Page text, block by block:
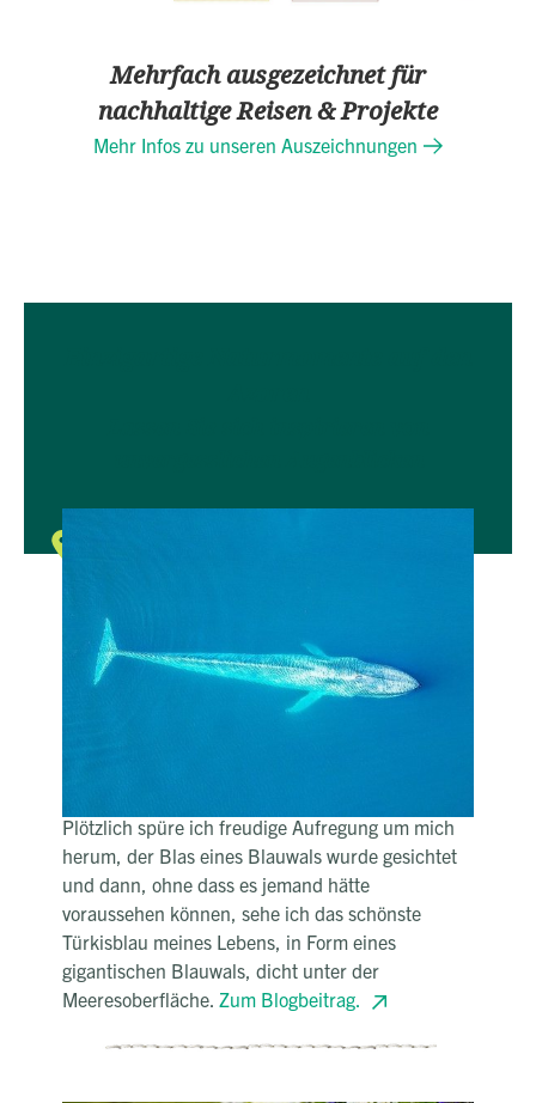
Mehrfach ausgezeichnet für
nachhaltige Reisen & Projekte
Mehr Infos zu unseren Auszeichnungen
Türkisblau erstrahlt der Blauwal
neben uns
Das kleine Boot unter mir schaukelt sanft auf den
tiefblauen Wellen des Atlantiks. Ich rieche die
salzig frische Luft und freue mich über die
Plötzlich spüre ich freudige Aufregung um mich
herum, der Blas eines Blauwals wurde gesichtet
und dann, ohne dass es jemand hätte
voraussehen können, sehe ich das schönste
Türkisblau meines Lebens, in Form eines
gigantischen Blauwals, dicht unter der
Meeresoberfläche. Zum Blogbeitrag.